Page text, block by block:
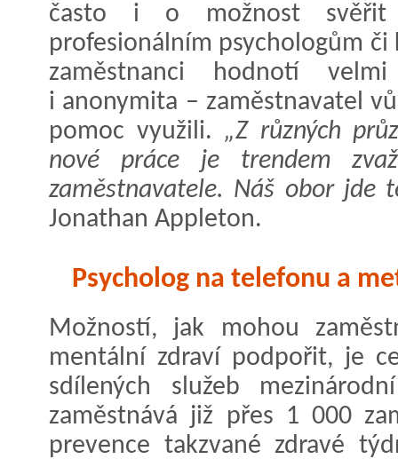
často i o možnost
profesionálním psychologům
zaměstnanci hodnotí
i anonymita – zaměstnavatel
pomoc využili. „Z různých
nové práce je trendem
zaměstnavatele. Náš obor jde
Jonathan Appleton.
Psycholog na telefonu a
Možností, jak mohou
mentální zdraví podpořit, je
sdílených služeb
zaměstnává již přes 1 000
prevence takzvané zdravé